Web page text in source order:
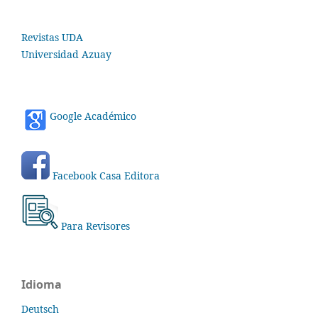
Revistas UDA
Universidad Azuay
Google Académico
Facebook Casa Editora
Para Revisores
Idioma
Deutsch